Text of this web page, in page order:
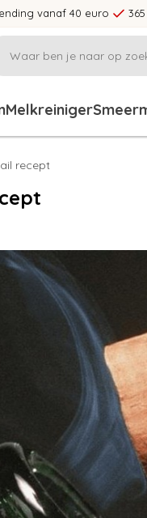
vanaf 40 euro
Melkreiniger
recept